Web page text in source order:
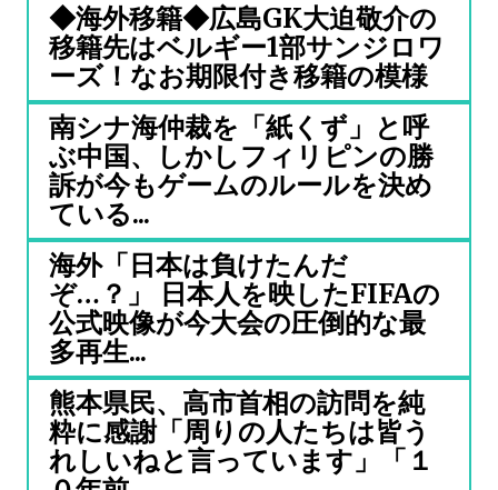
◆海外移籍◆広島GK大迫敬介の
移籍先はベルギー1部サンジロワ
ーズ！なお期限付き移籍の模様
南シナ海仲裁を「紙くず」と呼
ぶ中国、しかしフィリピンの勝
訴が今もゲームのルールを決め
ている...
海外「日本は負けたんだ
ぞ…？」 日本人を映したFIFAの
公式映像が今大会の圧倒的な最
多再生...
熊本県民、高市首相の訪問を純
粋に感謝「周りの人たちは皆う
れしいねと言っています」「１